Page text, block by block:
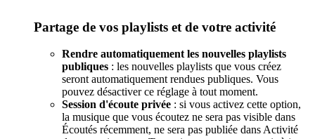
Partage de vos playlists et de votre activité
Rendre automatiquement les nouvelles playlists
publiques : les nouvelles playlists que vous créez
seront automatiquement rendues publiques. Vous
pouvez désactiver ce réglage à tout moment.
Session d'écoute privée : si vous activez cette option,
la musique que vous écoutez ne sera pas visible dans
Écoutés récemment, ne sera pas publiée dans Activité